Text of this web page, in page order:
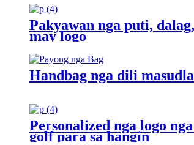
Pakyawan nga puti,
may logo
Handbag nga dili
Personalized nga logo
golf para sa hangin